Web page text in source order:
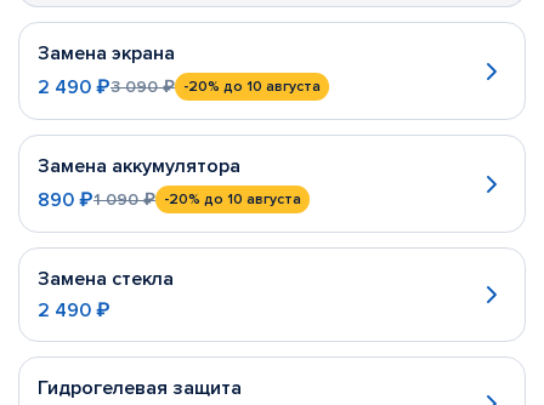
Замена экрана
2 490 ₽3 090 ₽ -20% до 10 августа
Замена аккумулятора
890 ₽1 090 ₽ -20% до 10 августа
Замена стекла
2 490 ₽
Гидрогелевая защита